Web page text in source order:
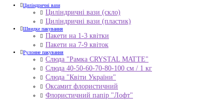
Циліндричні вази
Циліндричні вази (скло)
Циліндричні вази (пластик)
Швидке пакування
Пакети на 1-3 квітки
Пакети на 7-9 квіток
Рулонне пакування
Слюда "Рамка CRYSTAL MATTE"
Слюда 40-50-60-70-80-100 см / 1 кг
Слюда "Квіти України"
Оксамит флористичний
Флористичний папір "Лофт"